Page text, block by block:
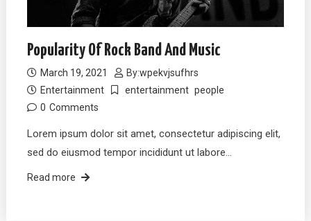
Popularity Of Rock Band And Music
March 19, 2021 By:wpekvjsufhrs
Entertainment
entertainment people
0 Comments
Lorem ipsum dolor sit amet, consectetur adipiscing elit,
sed do eiusmod tempor incididunt ut labore…
Read more